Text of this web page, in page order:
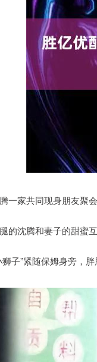
一家共同现身朋友聚
的沈腾和妻子的甜蜜
狮子”紧随保姆身旁，
创业板指